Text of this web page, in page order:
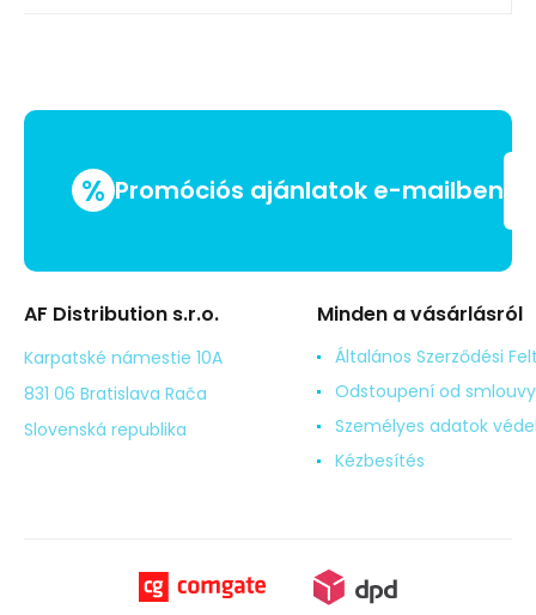
% Promóciós ajánlatok e-mailben
AF Distribution s.r.o.
Karpatské námestie 10A
831 06 Bratislava Rača
Slovenská republika
Minden a vásárlásról
Általános Szerződési
Odstoupení od smlouvy
Személyes adatok
Kézbesítés